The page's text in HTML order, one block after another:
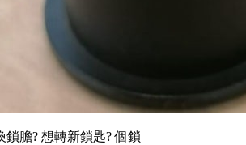
鎖膽? 想轉新鎖匙? 個鎖